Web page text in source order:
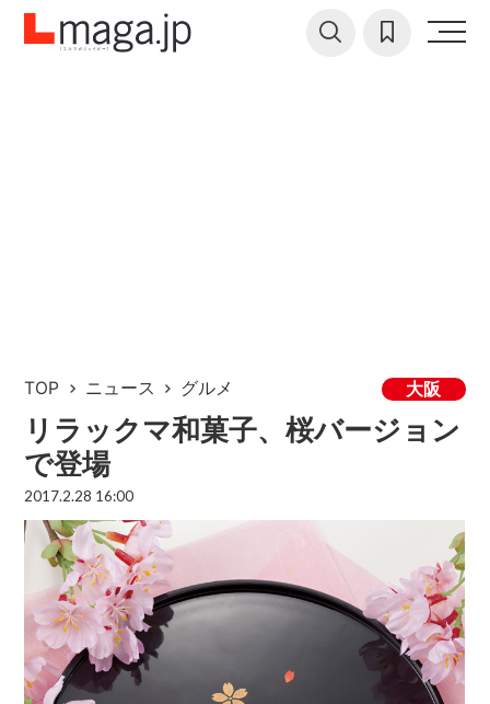
TOP ニュース グルメ 大阪
リラックマ和菓子、桜バージョン
で登場
2017.2.28 16:00